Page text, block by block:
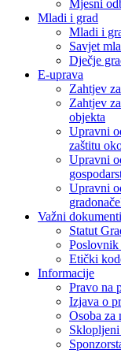
Mjesni
Mladi i grad
Mladi i
Savjet
Dječje
E-uprava
Zahtjev
Zahtjev
objekta
Upravni
zaštitu
Upravni
Upravni
Važni dokumenti
Statut
Poslovnik
Etički
Informacije
Pravo na
Izjava o
Osoba za